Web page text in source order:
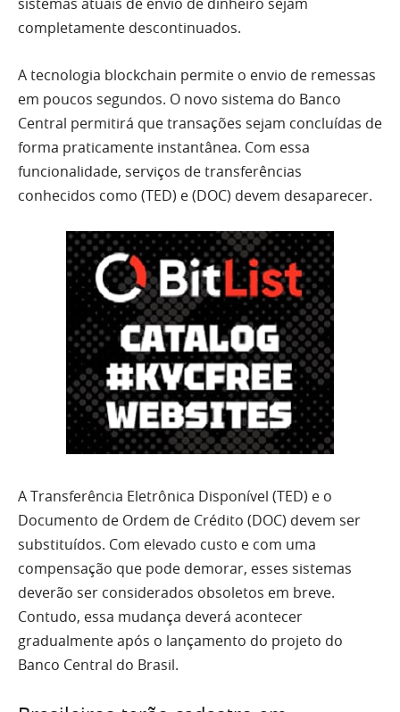
completamente descontinuados.
A tecnologia blockchain permite o envio de remessas
em poucos segundos. O novo sistema do Banco
Central permitirá que transações sejam concluídas de
forma praticamente instantânea. Com essa
funcionalidade, serviços de transferências
conhecidos como (TED) e (DOC) devem desaparecer.
A Transferência Eletrônica Disponível (TED) e o
Documento de Ordem de Crédito (DOC) devem ser
substituídos. Com elevado custo e com uma
compensação que pode demorar, esses sistemas
deverão ser considerados obsoletos em breve.
Contudo, essa mudança deverá acontecer
gradualmente após o lançamento do projeto do
Banco Central do Brasil.